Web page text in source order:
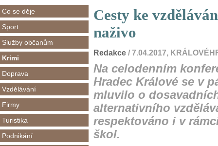
Co se děje
Sport
Služby občanům
Krimi
Doprava
Vzdělávání
Firmy
Turistika
Podnikání
Cesty ke
naživo
Redakce / 7.04.2017,
Na celodenním
Hradec Králové se v
mluvilo o
alternativního
respektováno i v
škol.